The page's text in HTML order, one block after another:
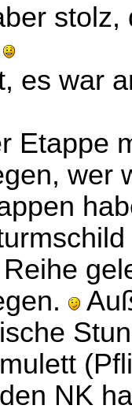
es war
Etappe
wer
NK